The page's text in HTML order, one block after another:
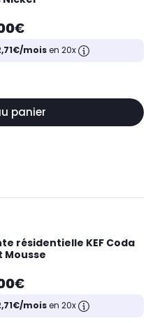
moisen 20x
panier
résidentielle KEF Coda
Mousse
moisen 20x